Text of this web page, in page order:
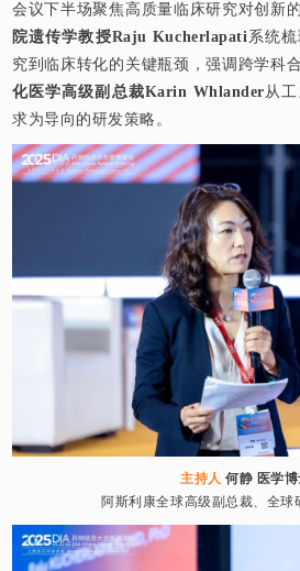
会议下半场聚焦高质量临床研究对创新
院遗传学教授Raju Kucherlapati 系统
究到临床转化的关键瓶颈，强调跨学科
化医学高级副总裁Karin Whlander 从
求为导向的研发策略。
主持人 何静 医学博
阿斯利康全球高级副总裁、全球